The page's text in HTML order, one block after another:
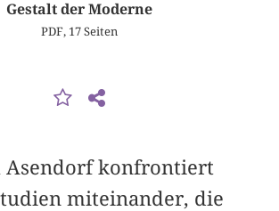
Gestalt der Moderne
PDF, 17 Seiten
Asendorf konfrontiert
miteinander, die